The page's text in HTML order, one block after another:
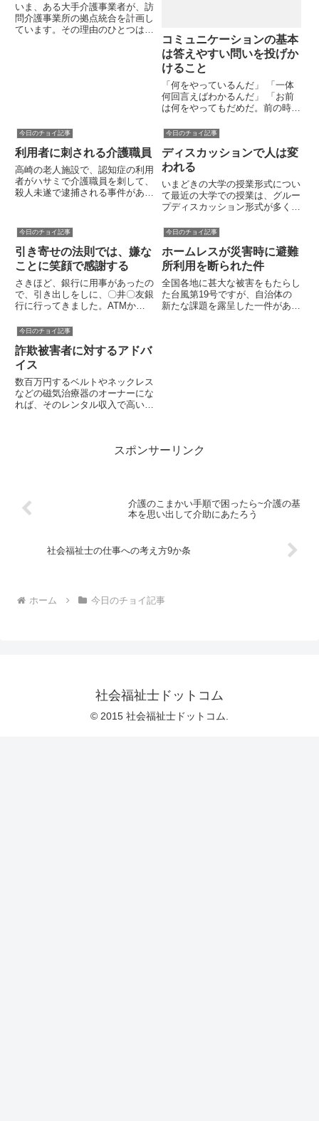
いま、ある大手介護事業者が、訪
問介護事業所の拠点統合を計画し
ています。その理由のひとつは、
コミュニケーションの基本
は答えやすい問いを投げか
けること
「何をやっているんだ」 「一体
何回言えばわかるんだ」 「お前
は何をやってもだめだ。前の時も
いようは、返事に困ります。答え
当おかしなやりとりになります
よ。たとえば、「何をやっている
ん...
今日のチョイ記事
利用者に刺される介護職員
高崎の老人施設で、認知症の利用
者がハサミで介護職員を刺して、
殺人未遂で逮捕される事件があり
利用者が職員に暴力をふるって報
道されるのは珍しいです。この介
護職員は、ハサミを持っている
利...
今日のチョイ記事
ディスカッションで人は変
われる
いまどきの大学の授業形式につい
て最近の大学での授業は、グルー
プディスカッション形式が多く採
福祉系大学では、その傾向が強い
会福祉援助技術 社会福祉演習と
いった科目は、単に知識を詰め
今日のチョイ記事
引き寄せの法則では、嫌な
ことに笑顔で感謝する
さきほど、銀行に用事があったの
で、引き出しをしに、〇井〇友銀
行に行ってきました。ATMから
れていました。ATM近くの電話
者が伺うので待ってくれ」とのこ
とでした。出てきた行員さんが
今日のチョイ記事
ホームレスが災害時に避難
所利用を断られた件
全国各地に甚大な被害をもたらし
た台風第19号ですが、自治体の
新たな課題を露呈した一件があり
今日のチョイ記事
詐欺被害者に対するアドバ
イス
数百万円するベルトやネックレス
などの磁気治療器のオーナーにな
れば、そのレンタル収入で高い配
行為が問題になっています。多くスポンサーリンク
介護のこまかい手順で困ったら~介護の基
本を思い出して介助にあたろう
社会福祉士の仕事への考え方9か条
ホーム 今日のチョイ記事
社会福祉士ドットコム
© 2015 社会福祉士ドットコム.